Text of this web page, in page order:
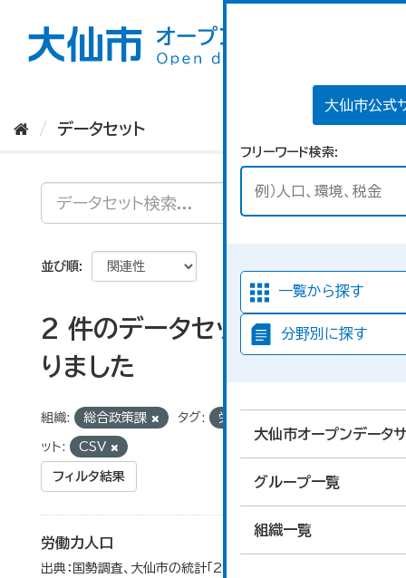
大仙市公式
フリーワード検索
一覧から探す
分野別に探す
大仙市オープンデータ
グループ一覧
組織一覧
データセット
並び順
2 件のデータセットが見つか
りました
組織: 総合政策課 タグ: 労働力人口
ット: CSV
フィルタ結果
労働力人口
出典：国勢調査、大仙市の統計「2-6 労働力人口」のデータ